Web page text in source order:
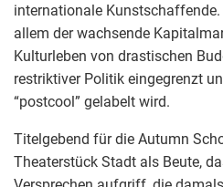
internationale
allem der wachsende
Kulturleben von drastischen
restriktiver Politik eingegrenzt
“postcool” gelabelt wird.
Titelgebend für die Autumn
Theaterstück Stadt als Beute,